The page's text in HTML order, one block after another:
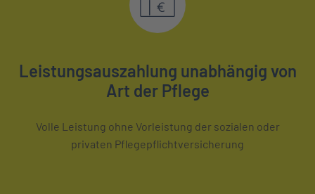
Leistungsauszahlung unabhängig von
Art der Pflege
Volle Leistung ohne Vorleistung der sozialen oder
privaten Pflegepflichtversicherung